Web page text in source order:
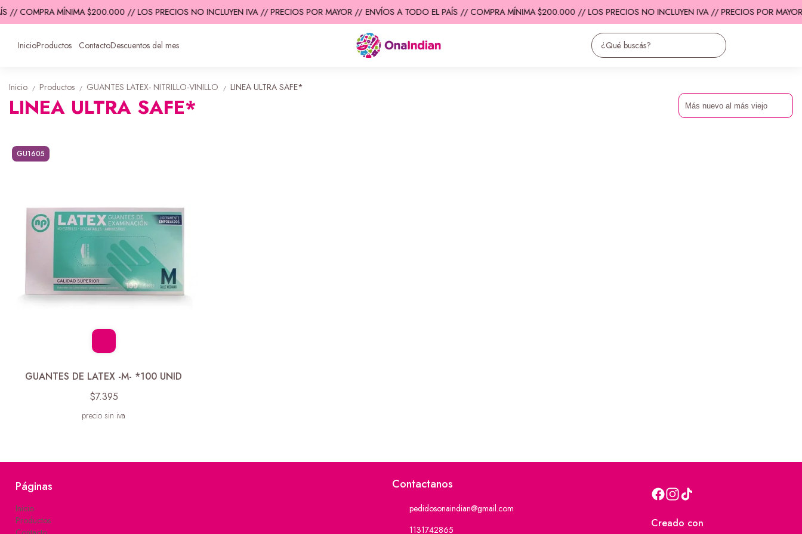
// COMPRA MÍNIMA $200.000 // LOS PRECIOS NO INCLUYEN IVA // PRECIOS POR MAYOR // ENVÍOS A TODO EL PAÍS // COMPRA MÍNIMA $200.000 // LOS PRECIOS NO INCLUYEN IVA // PRECIOS POR
InicioProductos ContactoDescuentos del mes
Inicio / Productos / GUANTES LATEX- NITRILLO-VINILLO / LINEA ULTRA SAFE*
LINEA ULTRA SAFE*
GU1605
GUANTES DE LATEX -M- *100 UNID
$7.395
precio sin iva
Páginas
Inicio
Productos
Contactanos
pedidosonaindian@gmail.com
1131742865
Creado con